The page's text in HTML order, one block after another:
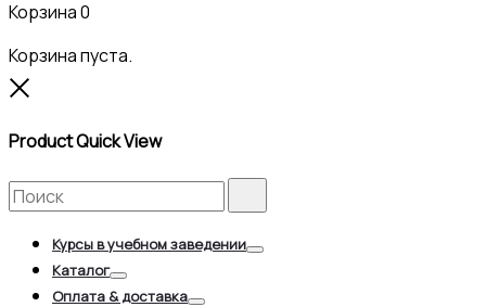
Корзина0
Корзина пуста.
Product Quick View
Search
for:
Курсы в учебном заведении
Каталог
Toggle
Оплата & доставка